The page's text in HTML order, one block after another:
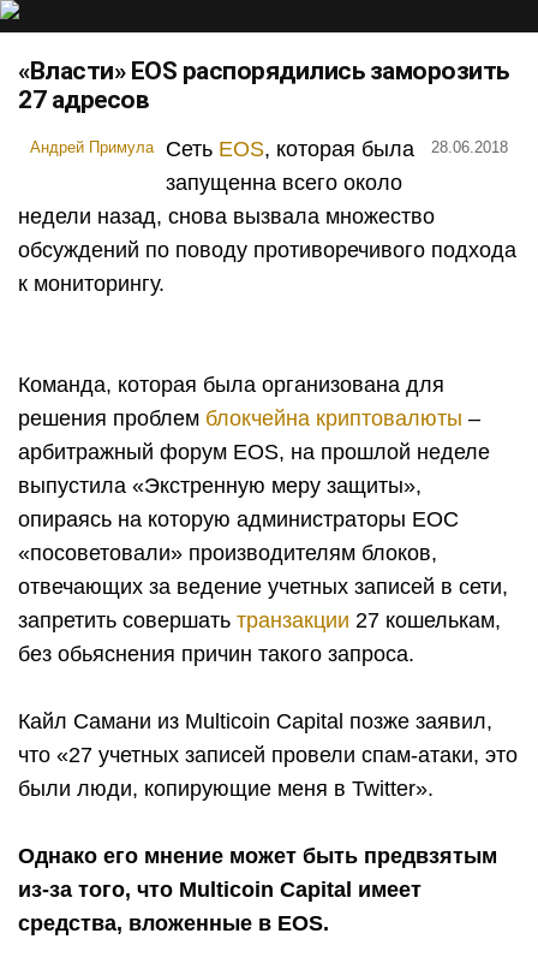
«Власти» EOS распорядились заморозить
27 адресов
Андрей Примула 28.06.2018
Сеть EOS, которая была
запущенна всего около
недели назад, снова вызвала множество
обсуждений по поводу противоречивого подхода
к мониторингу.
Команда, которая была организована для
решения проблем блокчейна криптовалюты –
арбитражный форум EOS, на прошлой неделе
выпустила «Экстренную меру защиты»,
опираясь на которую администраторы ЕОС
«посоветовали» производителям блоков,
отвечающих за ведение учетных записей в сети,
запретить совершать транзакции 27 кошелькам,
без обьяснения причин такого запроса.
Кайл Самани из Multicoin Capital позже заявил,
что «27 учетных записей провели спам-атаки, это
были люди, копирующие меня в Twitter».
Однако его мнение может быть предвзятым
из-за того, что Multicoin Capital имеет
средства, вложенные в EOS.